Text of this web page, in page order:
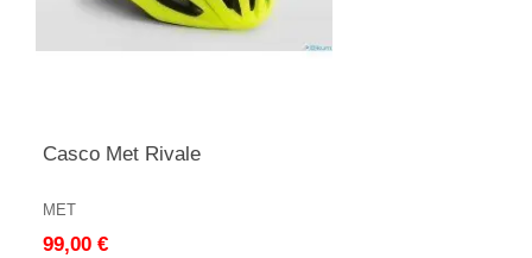
Casco Met Rivale
MET
99,00 €